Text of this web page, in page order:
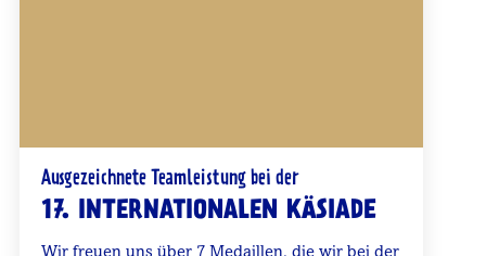
Ausgezeichnete Teamleistung bei der
17. INTERNATIONALEN KÄSIADE
Wir freuen uns über 7 Medaillen, die wir bei der